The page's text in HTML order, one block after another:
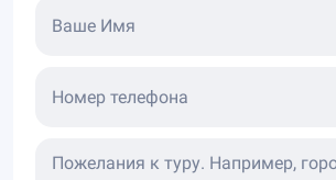
Ваше Имя
Номер телефона